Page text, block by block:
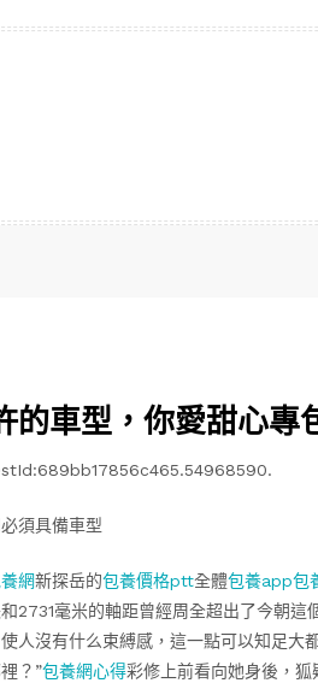
的車型，你愛甜心專
須具備車型
網新探岳的包養價格ptt全體包養app包
2731毫米的軸距曾經周全超出了今朝
人沒有什么束縛感，這一點可以知足大
？”包養網心得彩修上前看向她身後，